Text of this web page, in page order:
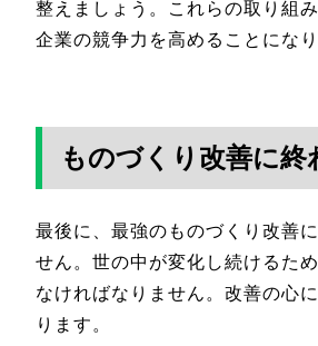
整えましょう。これらの取り組
企業の競争力を高めることになり
ものづくり改善に終
最後に、最強のものづくり改善
せん。世の中が変化し続けるた
なければなりません。改善の心
ります。